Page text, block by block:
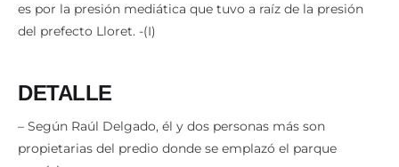
es por la presión mediática que tuvo a raíz de la presión
del prefecto Lloret. -(I)
DETALLE
– Según Raúl Delgado, él y dos personas más son
propietarias del predio donde se emplazó el parque